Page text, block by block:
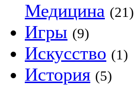
Медицина (21)
Игры (9)
Искусство (1)
История (5)